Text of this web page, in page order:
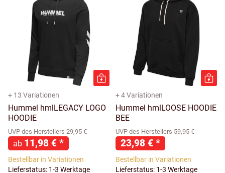
+ 13 Variationen
Hummel hmlLEGACY LOGO
HOODIE
UVP des Herstellers 29,95 €
ab 11,98 € *
Bestellbar in Variationen
Lieferstatus: 1-3 Werktage
+ 4 Variationen
Hummel hmlLOOSE HOODIE
BEE
UVP des Herstellers 59,95 €
23,98 € *
Bestellbar in Variationen
Lieferstatus: 1-3 Werktage